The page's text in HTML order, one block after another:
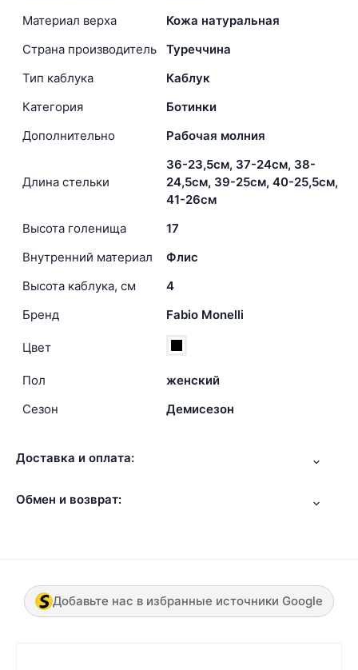
Материал верха
Кожа натуральная
Страна производитель
Туреччина
Тип каблука
Каблук
Категория
Ботинки
Дополнительно
Рабочая молния
Длина стельки
36-23,5см, 37-24см, 38-
24,5см, 39-25см, 40-25,5см,
41-26см
Высота голенища
17
Внутренний материал
Флис
Высота каблука, см
4
Бренд
Fabio Monelli
Цвет
Пол
женский
Сезон
Демисезон
Доставка и оплата:
Обмен и возврат:
Добавьте нас в избранные источники Google